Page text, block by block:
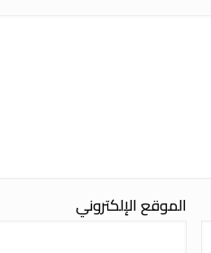
الموقع الإلكتروني